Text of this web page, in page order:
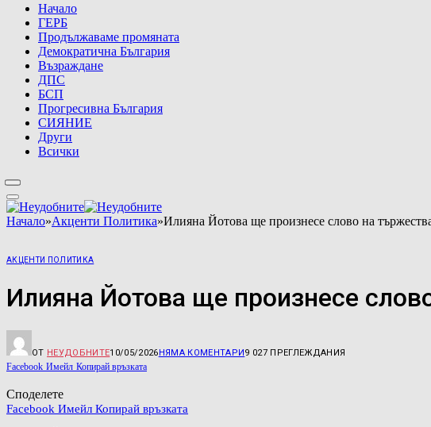
Начало
ГЕРБ
Продължаваме промяната
Демократична България
Възраждане
ДПС
БСП
Прогресивна България
СИЯНИЕ
Други
Всички
Начало»Акценти Политика»Илияна Йотова ще произнесе слово на
АКЦЕНТИ ПОЛИТИКА
Илияна Йотова ще произнесе
ОТ НЕУДОБНИТЕ10/05/2026НЯМА КОМЕНТАРИ9 027 ПРЕГЛЕЖДАНИЯ
Facebook Имейл Копирай връзката
Споделете
Facebook Имейл Копирай връзката